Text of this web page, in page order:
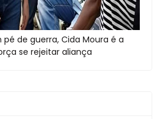
de guerra, Cida Moura é a
se rejeitar aliança